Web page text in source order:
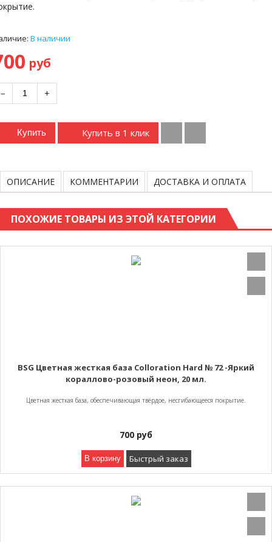
В наличии
руб
− +
Купить Купить в 1 клик
ОПИСАНИЕ КОММЕНТАРИИ ДОСТАВКА И ОПЛАТА
ПОХОЖИЕ ТОВАРЫ ИЗ ЭТОЙ КАТЕГОРИИ
BSG Цветная жесткая база Colloration Hard № 72 -Яркий
кораллово-розовый неон, 20 мл.
Цветная жесткая база, обеспечивающая твёрдое, несгибающееся покрытие.
700 руб
В корзину Быстрый заказ